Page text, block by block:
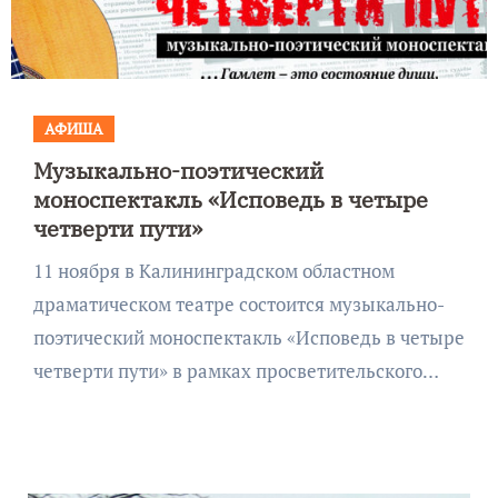
АФИША
Музыкально-поэтический
моноспектакль «Исповедь в четыре
четверти пути»
11 ноября в Калининградском областном
драматическом театре состоится музыкально-
поэтический моноспектакль «Исповедь в четыре
четверти пути» в рамках просветительского…